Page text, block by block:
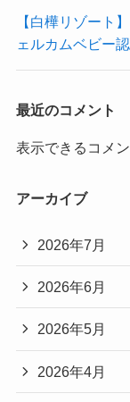
【白樺リゾート
ェルカムベビー
最近のコメント
表示できるコメ
アーカイブ
2026年7月
2026年6月
2026年5月
2026年4月